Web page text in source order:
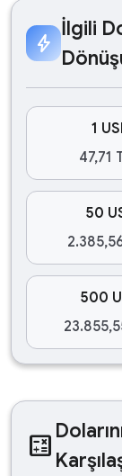
bolt
İlgili
1
47,71
50
500
calculate